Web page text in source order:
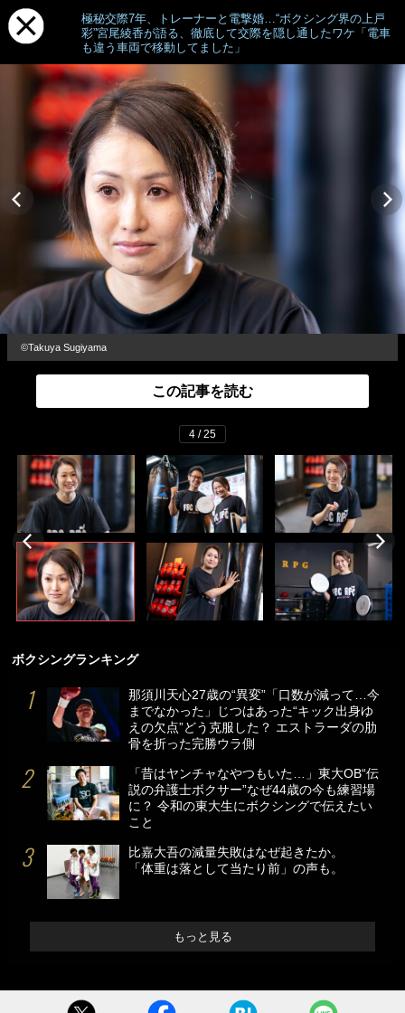
極秘交際7年、トレーナーと電撃婚…“ボクシング界の上戸
彩”宮尾綾香が語る、徹底して交際を隠し通したワケ「電車
も違う車両で移動してました」
©Takuya Sugiyama
この記事を読む
4 / 25
ボクシングランキング
那須川天心27歳の“異変”「口数が減って…今
までなかった」じつはあった“キック出身ゆ
えの欠点”どう克服した？ エストラーダの肋
骨を折った完勝ウラ側
「昔はヤンチャなやつもいた…」東大OB“伝
説の弁護士ボクサー”なぜ44歳の今も練習場
に？ 令和の東大生にボクシングで伝えたい
こと
比嘉大吾の減量失敗はなぜ起きたか。
「体重は落として当たり前」の声も。
もっと見る